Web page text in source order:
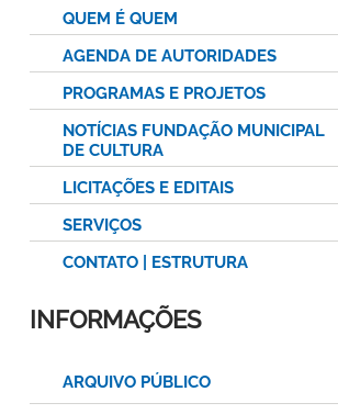
QUEM É QUEM
AGENDA DE AUTORIDADES
PROGRAMAS E PROJETOS
NOTÍCIAS FUNDAÇÃO MUNICIPAL
DE CULTURA
LICITAÇÕES E EDITAIS
SERVIÇOS
CONTATO | ESTRUTURA
INFORMAÇÕES
ARQUIVO PÚBLICO